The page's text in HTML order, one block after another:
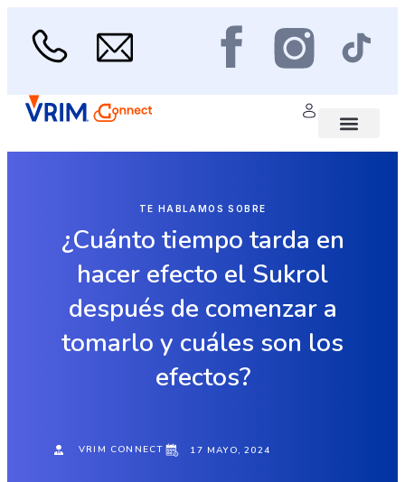
contenido
Menu
TE HABLAMOS SOBRE
¿Cuánto tiempo tarda en
hacer efecto el Sukrol
después de comenzar a
tomarlo y cuáles son los
efectos?
VRIM CONNECT 17 MAYO, 2024